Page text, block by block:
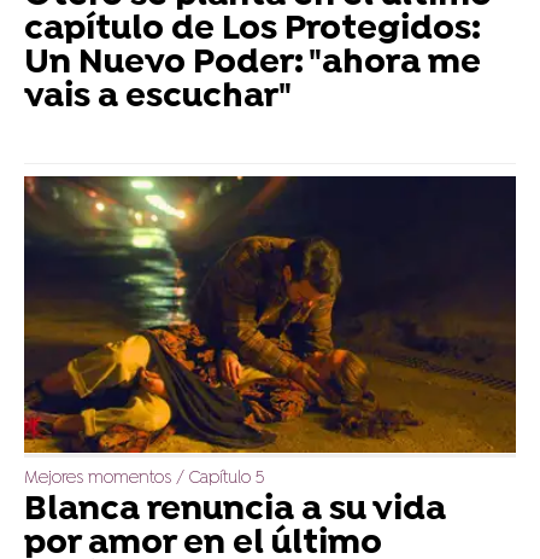
capítulo de Los Protegidos:
Un Nuevo Poder: "ahora me
vais a escuchar"
Mejores momentos / Capítulo 5
Blanca renuncia a su vida
por amor en el último